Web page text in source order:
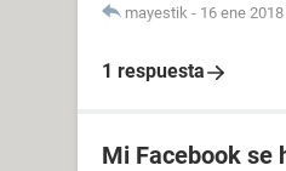
mayestik - 16 ene
1 respuesta
Mi Facebook se